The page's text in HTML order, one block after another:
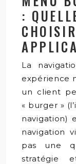
:
La
expérience
un client
« burger »
navigation)
navigation
pas une
stratégie